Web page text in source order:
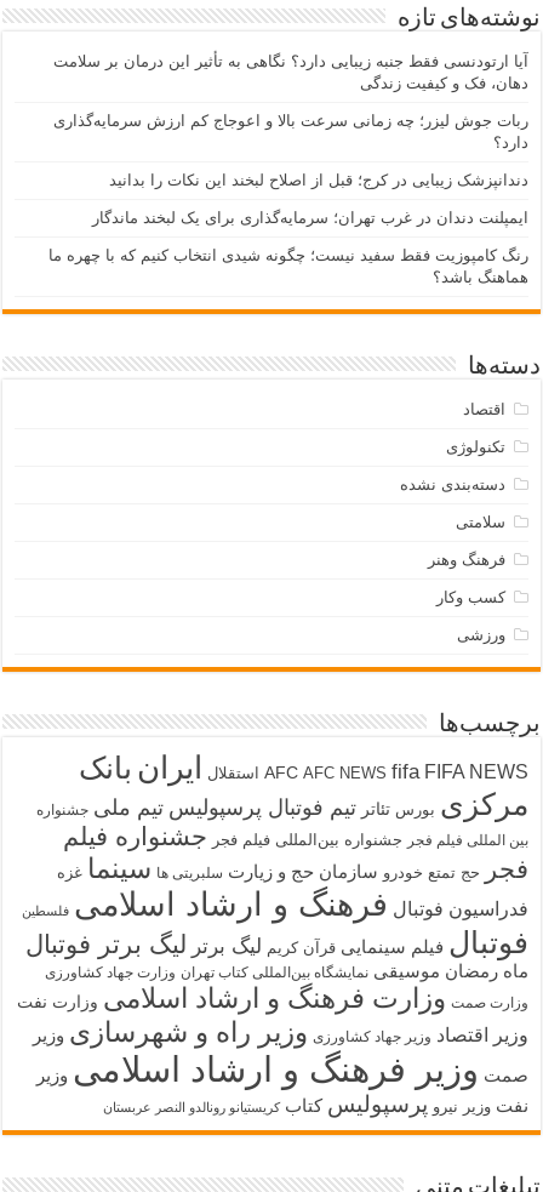
نوشته‌های تازه
آیا ارتودنسی فقط جنبه زیبایی دارد؟ نگاهی به تأثیر این درمان بر سلامت
دهان، فک و کیفیت زندگی
ربات جوش لیزر؛ چه زمانی سرعت بالا و اعوجاج کم ارزش سرمایه‌گذاری
دارد؟
دندانپزشک زیبایی در کرج؛ قبل از اصلاح لبخند این نکات را بدانید
ایمپلنت دندان در غرب تهران؛ سرمایه‌گذاری برای یک لبخند ماندگار
رنگ کامپوزیت فقط سفید نیست؛ چگونه شیدی انتخاب کنیم که با چهره ما
هماهنگ باشد؟
دسته‌ها
اقتصاد
تکنولوژی
دسته‌بندی نشده
سلامتی
فرهنگ وهنر
کسب وکار
ورزشی
برچسب‌ها
AFC AFC NEWS fifa FIFA NEWS استقلال ایران بانک
مرکزی بورس تئاتر تیم فوتبال پرسپولیس تیم ملی جشنواره
بین المللی فیلم فجر جشنواره بین‌المللی فیلم فجر جشنواره فیلم
فجر
حج تمتع خودرو سازمان حج و زیارت سلبریتی ها سینما غزه
فدراسیون فوتبال فرهنگ و ارشاد اسلامی فلسطین
فوتبال فیلم سینمایی قرآن کریم لیگ برتر لیگ برتر فوتبال
ماه رمضان موسیقی نمایشگاه بین‌المللی کتاب تهران وزارت جهاد کشاورزی
وزارت صمت وزارت فرهنگ و ارشاد اسلامی وزارت نفت
وزیر اقتصاد وزیر جهاد کشاورزی وزیر راه و شهرسازی وزیر
صمت وزیر فرهنگ و ارشاد اسلامی وزیر
نفت وزیر نیرو پرسپولیس کتاب کریستیانو رونالدو النصر عربستان